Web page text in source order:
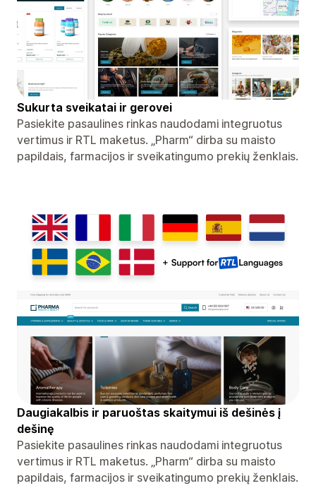
Sukurta sveikatai ir gerovei
Pasiekite pasaulines rinkas naudodami integruotus
vertimus ir RTL maketus. „Pharm“ dirba su maisto
papildais, farmacijos ir sveikatingumo prekių ženklais.
Daugiakalbis ir paruoštas skaitymui iš dešinės į
dešinę
Pasiekite pasaulines rinkas naudodami integruotus
vertimus ir RTL maketus. „Pharm“ dirba su maisto
papildais, farmacijos ir sveikatingumo prekių ženklais.